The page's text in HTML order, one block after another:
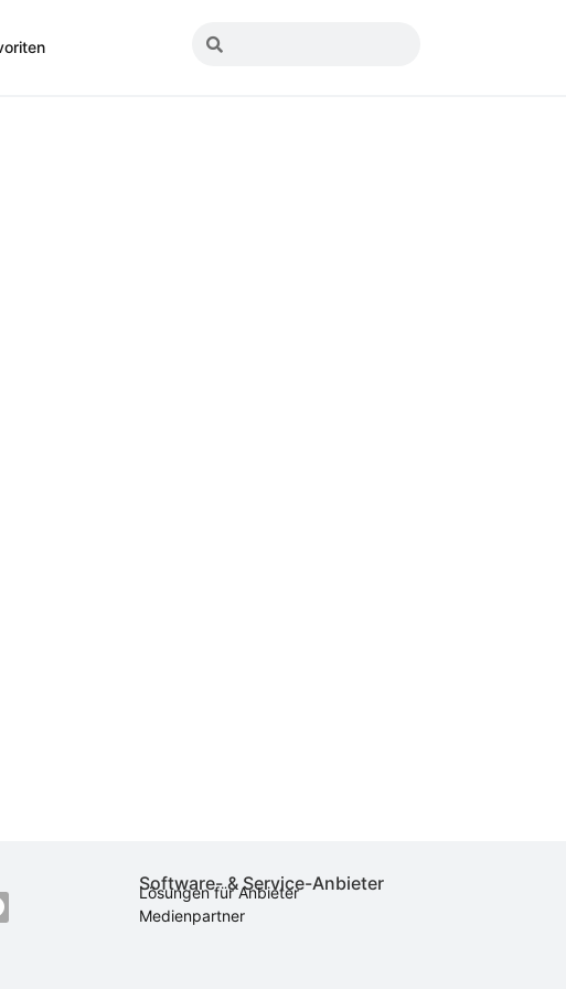
Software- & Service-Anbieter
Lösungen für Anbieter
Medienpartner